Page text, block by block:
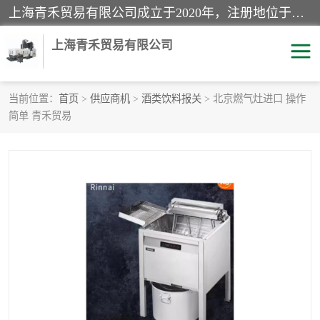
上海青禾贸易有限公司成立于2020年，注册地位于上海市宝山区。经营范围包括：机械设备、五金制品、劳防用品、电子产品、塑胶制品、家具、模具、纺织品、仪器仪表、建筑材料、装饰材料、化工产品、金属制品、机车配件等货物进出口报关、清关服务。
上海青禾贸易有限公司
当前位置： 首页 > 供应商机 > 酒类饮料报关 > 北京燃气灶进口 操作
简单 青禾贸易
酒类饮料报关
进口杂货清关
家用电器报关 机床进口清关